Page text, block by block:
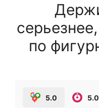
по
5.0 5.0